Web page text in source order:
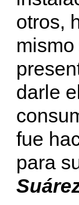
otros,
darle
fue
para